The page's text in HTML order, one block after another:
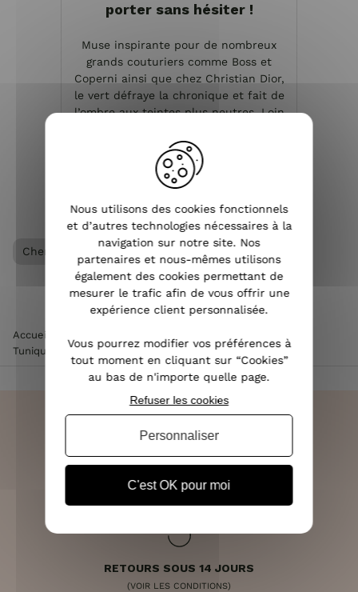
porter sans hésiter !
Muse inspirante pour de nombreux
grands couturiers comme Boss et
Coperni ainsi que chez Christian Dior,
le vert défraye la chronique et fait de
l’ombre aux teintes plus neutres. Loin
vert grimpe ...
VOIR L'ARTICLE
Chemisier / Blouse femme
Accueil
Tunique blanche avec imprimé floral vert et étoiles parmes
LIVRAISON RAPIDE
OFFERTE DÈS 70€
RETOURS SOUS 14 JOURS
(VOIR LES CONDITIONS)
Nous utilisons des cookies fonctionnels
et d’autres technologies nécessaires à la
navigation sur notre site. Nos
partenaires et nous-mêmes utilisons
également des cookies permettant de
mesurer le trafic afin de vous offrir une
expérience client personnalisée.
Vous pourrez modifier vos préférences à
tout moment en cliquant sur “Cookies”
au bas de n'importe quelle page.
C'est OK pour moi
Refuser les cookies
Personnaliser